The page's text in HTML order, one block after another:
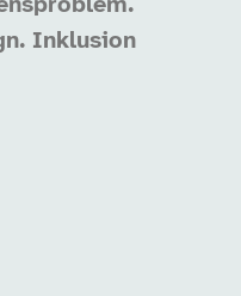
Inklusion